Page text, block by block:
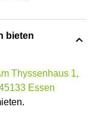
bieten
Thyssenhaus 1,
Essen